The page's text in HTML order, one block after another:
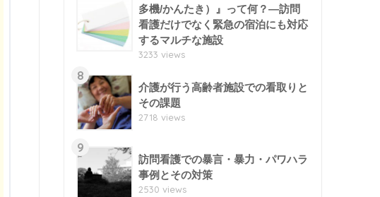
多機/かんたき）』って何？―訪問
看護だけでなく緊急の宿泊にも対応
するマルチな施設
3233 views
8
介護が行う高齢者施設での看取りと
その課題
2718 views
9
訪問看護での暴言・暴力・パワハラ
事例とその対策
2530 views